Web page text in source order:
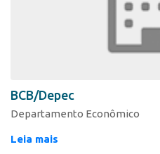
BCB/Depec
Departamento Econômico
Leia mais